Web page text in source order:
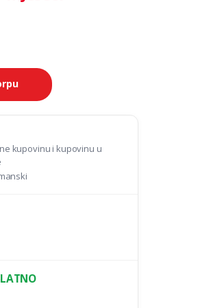
kupovinu i kupovinu u